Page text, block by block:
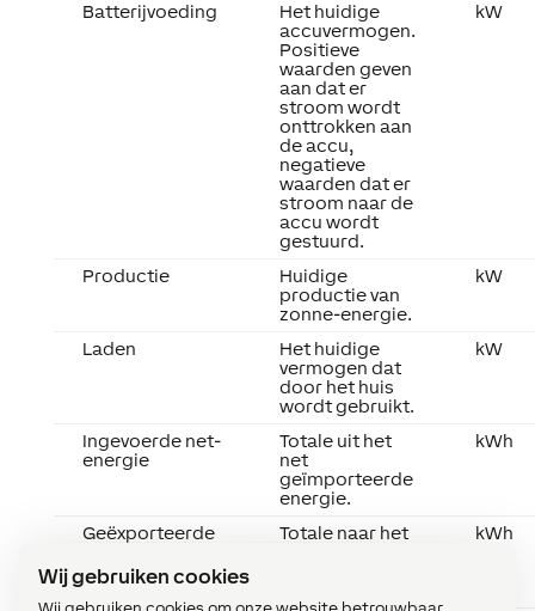
Wij gebruiken cookies
Wij gebruiken cookies om onze website betrouwbaar
Batterijvoeding
Het huidige
accuvermogen.
Positieve
waarden geven
aan dat er
stroom wordt
onttrokken aan
de accu,
negatieve
waarden dat er
stroom naar de
accu wordt
gestuurd.
kW
Productie
Huidige
productie van
zonne-energie.
kW
Laden
Het huidige
vermogen dat
door het huis
wordt gebruikt.
kW
Ingevoerde net-
energie
Totale uit het
net
geïmporteerde
energie.
kWh
Geëxporteerde
Totale naar het
kWh